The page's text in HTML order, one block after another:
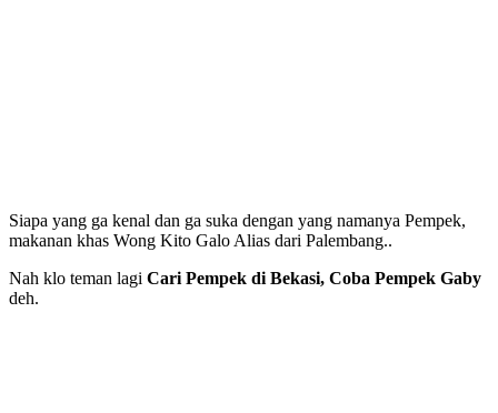
Siapa yang ga kenal dan ga suka dengan yang namanya Pempek,
makanan khas Wong Kito Galo Alias dari Palembang..
Nah klo teman lagi Cari Pempek di Bekasi, Coba Pempek Gaby
deh.